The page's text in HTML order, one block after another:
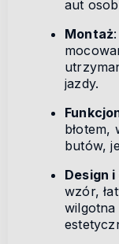
aut
Montaż
jazdy.
błotem,
butów,
Design
wzór,
wilgotna